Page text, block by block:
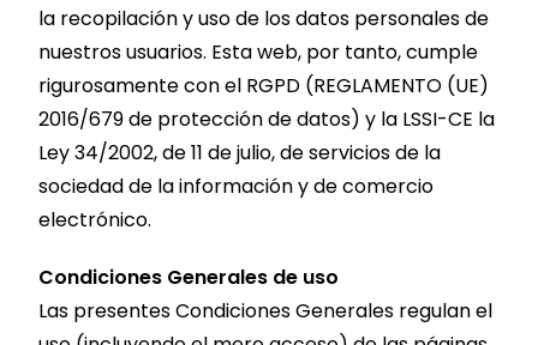
la recopilación y uso de los datos personales de
nuestros usuarios. Esta web, por tanto, cumple
rigurosamente con el RGPD (REGLAMENTO (UE)
2016/679 de protección de datos) y la LSSI-CE la
Ley 34/2002, de 11 de julio, de servicios de la
sociedad de la información y de comercio
electrónico.
Condiciones Generales de uso
Las presentes Condiciones Generales regulan el